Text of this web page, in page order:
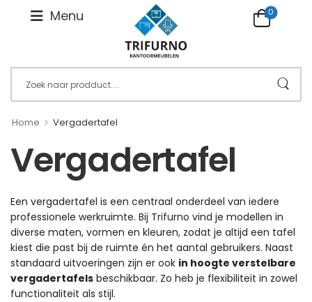
Menu 0
Home > Vergadertafel
Vergadertafel
Een vergadertafel is een centraal onderdeel van iedere
professionele werkruimte. Bij Trifurno vind je modellen in
diverse maten, vormen en kleuren, zodat je altijd een tafel
kiest die past bij de ruimte én het aantal gebruikers. Naast
standaard uitvoeringen zijn er ook in hoogte verstelbare
vergadertafels beschikbaar. Zo heb je flexibiliteit in zowel
functionaliteit als stijl.